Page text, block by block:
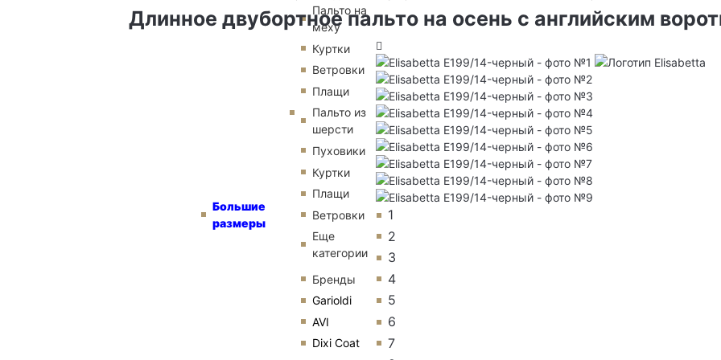
Большие
размеры
Пальто на
меху
Куртки
Ветровки
Плащи
Пальто из
шерсти
Пуховики
Куртки
Плащи
Ветровки
Еще
категории
Бренды
Garioldi
AVI
Dixi Coat
Длинное двубортное пальто на осень с английским
1
2
3
4
5
6
7